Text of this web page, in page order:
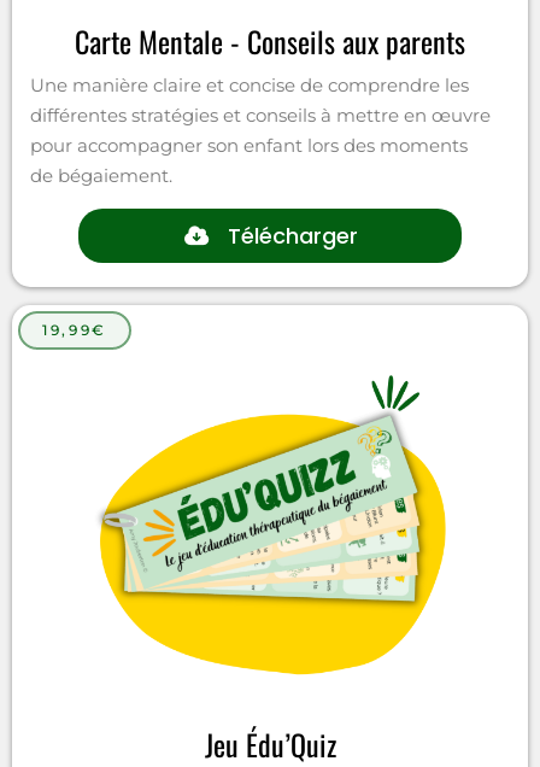
Carte Mentale - Conseils aux parents
Une manière claire et concise de comprendre les
différentes stratégies et conseils à mettre en œuvre
pour accompagner son enfant lors des moments
de bégaiement.
Télécharger
19,99€
Jeu Édu’Quiz